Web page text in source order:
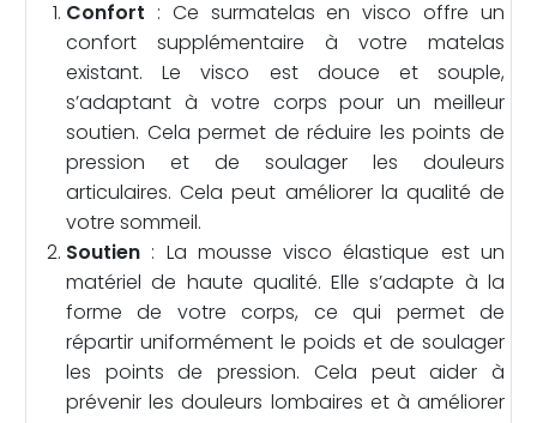
Confort : Ce surmatelas en visco offre un
confort supplémentaire à votre matelas
existant. Le visco est douce et souple,
s’adaptant à votre corps pour un meilleur
soutien. Cela permet de réduire les points de
pression et de soulager les douleurs
articulaires. Cela peut améliorer la qualité de
votre sommeil.
Soutien : La mousse visco élastique est un
matériel de haute qualité. Elle s’adapte à la
forme de votre corps, ce qui permet de
répartir uniformément le poids et de soulager
les points de pression. Cela peut aider à
prévenir les douleurs lombaires et à améliorer